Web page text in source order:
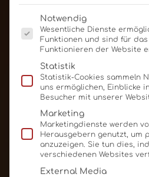
Es folgt eine Liste der
Notwendig
Wesentliche Dienste
Funktionen und sind für
Funktionieren der Website
Statistik
Statistik-Cookies sammeln
uns ermöglichen, Einblicke
Besucher mit unserer
Marketing
Marketingdienste werden
Herausgebern genutzt, um
anzuzeigen. Sie tun dies,
verschiedenen Websites
External Media